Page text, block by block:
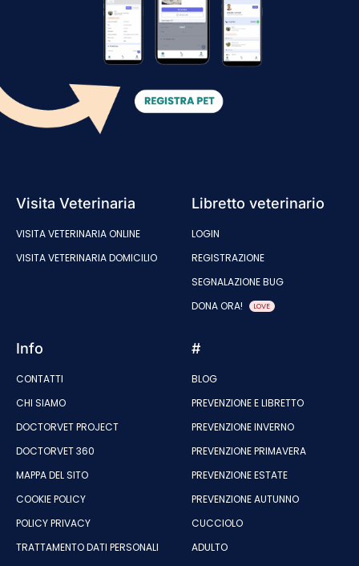
Visita Veterinaria
VISITA VETERINARIA ONLINE
VISITA VETERINARIA DOMICILIO
Libretto veterinario
LOGIN
REGISTRAZIONE
SEGNALAZIONE BUG
DONA ORA!
LOVE
Info
CONTATTI
CHI SIAMO
DOCTORVET PROJECT
DOCTORVET 360
MAPPA DEL SITO
COOKIE POLICY
POLICY PRIVACY
TRATTAMENTO DATI PERSONALI
#
BLOG
PREVENZIONE E LIBRETTO
PREVENZIONE INVERNO
PREVENZIONE PRIMAVERA
PREVENZIONE ESTATE
PREVENZIONE AUTUNNO
CUCCIOLO
ADULTO